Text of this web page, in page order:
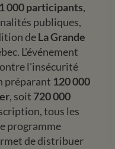
1 000 participants,
publiques,
deLa Grande
L'événement
l'insécurité
préparant 120 000
, soit 720 000
tous les
programme
de distribuer